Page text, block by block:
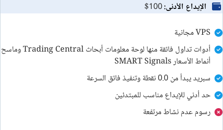
VPS مجانية
أدوات تداول فائقة منها لوحة معلومات أبحاث Trading Central وماسح
أنماط الأسعار SMART Signals
سبريد يبدأ من 0.0 نقطة وتنفيذ فائق السرعة
حد أدني للإيداع مناسب للمبتدئين
رسوم عدم نشاط مرتفعة
الإيداع الأدنى:$100